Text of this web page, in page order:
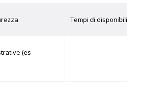
Tempi di disponibilità
(es